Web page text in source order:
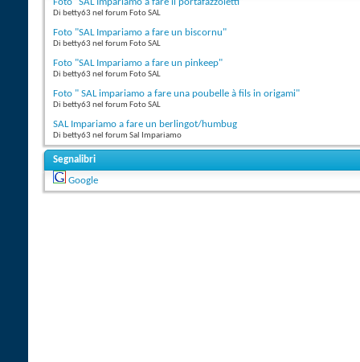
Di betty63 nel forum Foto SAL
Foto "SAL Impariamo a fare un biscornu"
Di betty63 nel forum Foto SAL
Foto "SAL Impariamo a fare un pinkeep"
Di betty63 nel forum Foto SAL
Foto " SAL impariamo a fare una poubelle à fils in origami"
Di betty63 nel forum Foto SAL
SAL Impariamo a fare un berlingot/humbug
Di betty63 nel forum Sal Impariamo
Segnalibri
Google